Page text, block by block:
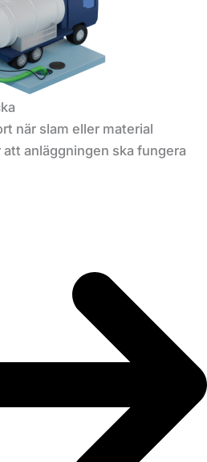
när slam eller material
anläggningen ska fungera